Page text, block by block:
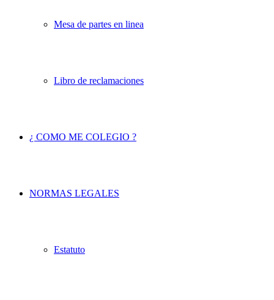
Mesa de partes en linea
Libro de reclamaciones
¿ COMO ME COLEGIO ?
NORMAS LEGALES
Estatuto